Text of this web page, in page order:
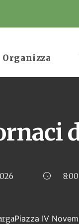
Organizza
Piazza IV